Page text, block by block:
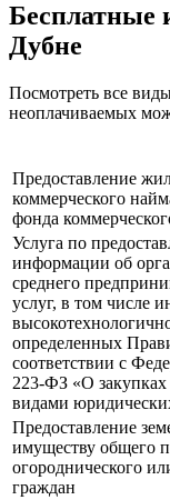
Бесплатные
Дубне
Посмотреть все
неоплачиваемых
Предоставление
коммерческого
фонда
Услуга по
информации об
среднего
услуг, в том числе
определенных
соответствии с
223-ФЗ «О закупках
видами
Предоставление
имуществу общего
огороднического
граждан